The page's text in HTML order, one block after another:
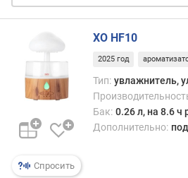
д
е
ы
м
п
о
т
Спросить
XO HF10
2025 год
Тип: увлажнитель,
Бак: 0.26 л, на 8.6 ч
Дополнительно: